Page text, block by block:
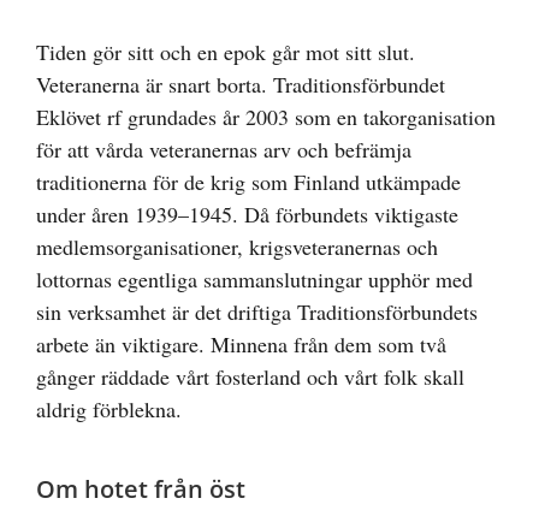
bild
Tiden gör sitt och en epok går mot sitt slut.
Veteranerna är snart borta. Traditionsförbundet
Eklövet rf grundades år 2003 som en takorganisation
för att vårda veteranernas arv och befrämja
traditionerna för de krig som Finland utkämpade
under åren 1939–1945. Då förbundets viktigaste
medlemsorganisationer, krigsveteranernas och
lottornas egentliga sammanslutningar upphör med
sin verksamhet är det driftiga Traditionsförbundets
arbete än viktigare. Minnena från dem som två
gånger räddade vårt fosterland och vårt folk skall
aldrig förblekna.
Om hotet från öst